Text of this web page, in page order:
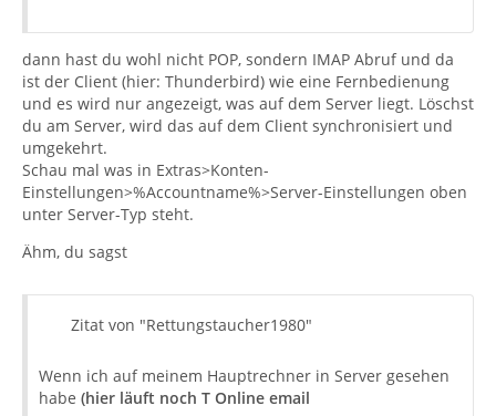
dann hast du wohl nicht POP, sondern IMAP Abruf und da
ist der Client (hier: Thunderbird) wie eine Fernbedienung
und es wird nur angezeigt, was auf dem Server liegt. Löschst
du am Server, wird das auf dem Client synchronisiert und
umgekehrt.
Schau mal was in Extras>Konten-
Einstellungen>%Accountname%>Server-Einstellungen oben
unter Server-Typ steht.
Ähm, du sagst
Zitat von "Rettungstaucher1980"
Wenn ich auf meinem Hauptrechner in Server gesehen
habe (hier läuft noch T Online email